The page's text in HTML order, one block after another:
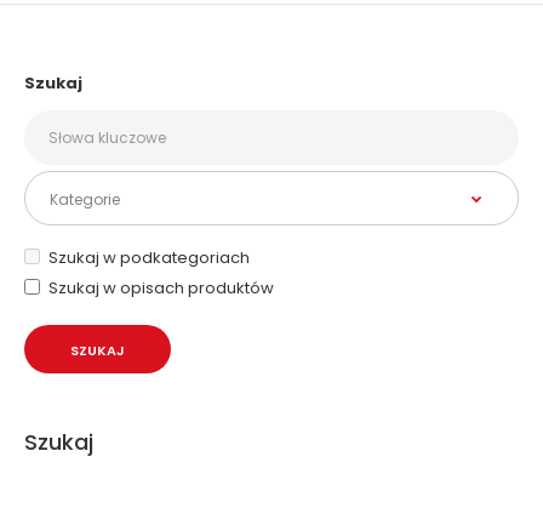
Szukaj
Szukaj w podkategoriach
Szukaj w opisach produktów
Szukaj